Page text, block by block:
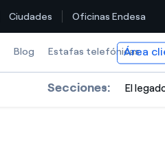
Ciudades Oficinas Endesa
Blog Estafas telefónicas
Área
Secciones: El